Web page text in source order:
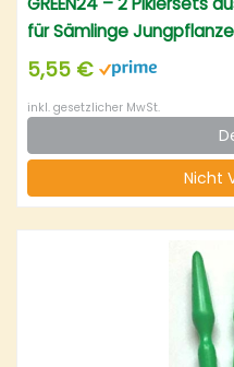
für Sämlinge
5,55 €
inkl. gesetzlicher MwSt.
Nicht